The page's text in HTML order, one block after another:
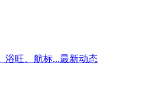
浴旺、航标...最新动态